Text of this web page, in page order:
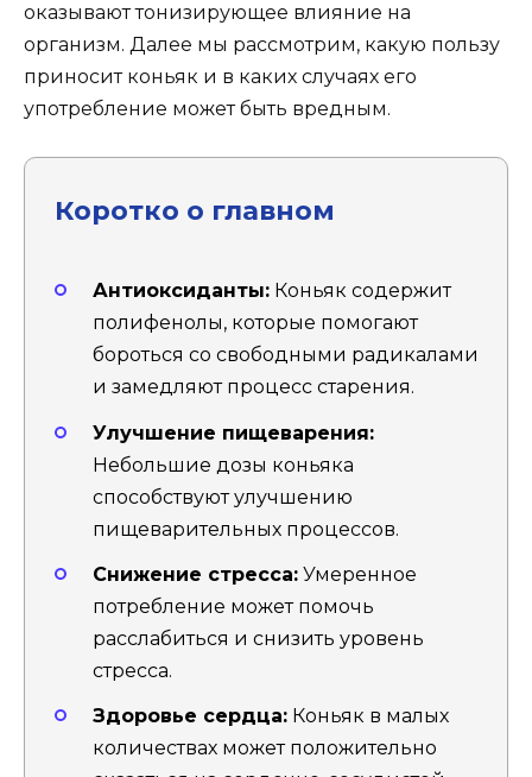
оказывают тонизирующее влияние на
организм. Далее мы рассмотрим, какую пользу
приносит коньяк и в каких случаях его
употребление может быть вредным.
Коротко о главном
Антиоксиданты: Коньяк содержит
полифенолы, которые помогают
бороться со свободными радикалами
и замедляют процесс старения.
Улучшение пищеварения:
Небольшие дозы коньяка
способствуют улучшению
пищеварительных процессов.
Снижение стресса: Умеренное
потребление может помочь
расслабиться и снизить уровень
стресса.
Здоровье сердца: Коньяк в малых
количествах может положительно